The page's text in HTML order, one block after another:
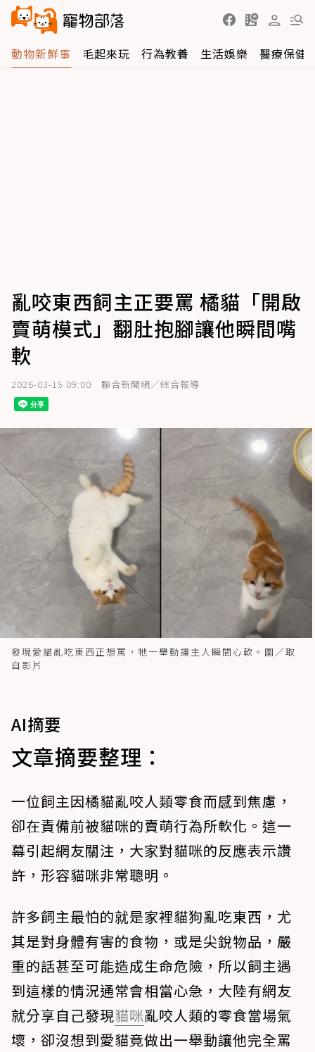
動物新鮮事 毛起來玩 行為教養 生活娛樂 醫療保健
亂咬東西飼主正要罵 橘貓「開啟
賣萌模式」翻肚抱腳讓他瞬間嘴
軟
2026-03-15 09:00 聯合新聞網／綜合報導
發現愛貓亂吃東西正想罵，牠一舉動讓主人瞬間心軟。圖／取
自影片
AI摘要
文章摘要整理：
一位飼主因橘貓亂咬人類零食而感到焦慮，
卻在責備前被貓咪的賣萌行為所軟化。這一
幕引起網友關注，大家對貓咪的反應表示讚
許，形容貓咪非常聰明。
許多飼主最怕的就是家裡貓狗亂吃東西，尤
其是對身體有害的食物，或是尖銳物品，嚴
重的話甚至可能造成生命危險，所以飼主遇
到這樣的情況通常會相當心急，大陸有網友
就分享自己發現貓咪亂咬人類的零食當場氣
壞，卻沒想到愛貓竟做出一舉動讓他完全罵